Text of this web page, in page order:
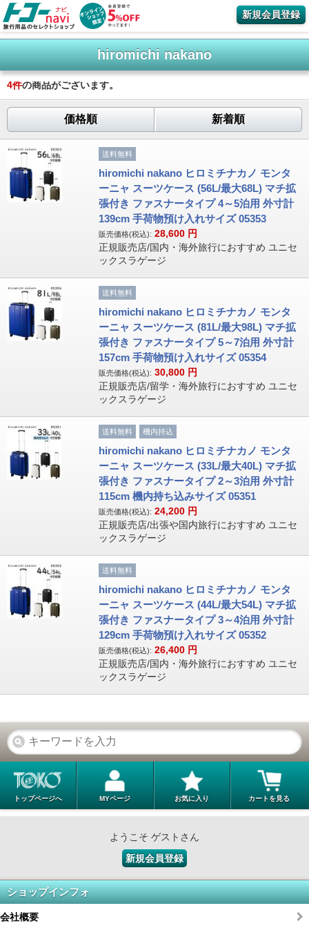
新規会員登録
hiromichi nakano
4件の商品がございます。
価格順 新着順
送料無料
hiromichi nakano ヒロミチナカノ モンタ
ーニャ スーツケース (56L/最大68L) マチ拡
張付き ファスナータイプ 4～5泊用 外寸計
139cm 手荷物預け入れサイズ 05353
販売価格(税込): 28,600 円
正規販売店/国内・海外旅行におすすめ ユニセ
ックスラゲージ
送料無料
hiromichi nakano ヒロミチナカノ モンタ
ーニャ スーツケース (81L/最大98L) マチ拡
張付き ファスナータイプ 5～7泊用 外寸計
157cm 手荷物預け入れサイズ 05354
販売価格(税込): 30,800 円
正規販売店/留学・海外旅行におすすめ ユニセ
ックスラゲージ
送料無料 機内持込
hiromichi nakano ヒロミチナカノ モンタ
ーニャ スーツケース (33L/最大40L) マチ拡
張付き ファスナータイプ 2～3泊用 外寸計
115cm 機内持ち込みサイズ 05351
販売価格(税込): 24,200 円
正規販売店/出張や国内旅行におすすめ ユニセ
ックスラゲージ
送料無料
hiromichi nakano ヒロミチナカノ モンタ
ーニャ スーツケース (44L/最大54L) マチ拡
張付き ファスナータイプ 3～4泊用 外寸計
129cm 手荷物預け入れサイズ 05352
販売価格(税込): 26,400 円
正規販売店/国内・海外旅行におすすめ ユニセ
ックスラゲージ
トップページへ MYページ お気に入り カートを見る
ようこそ ゲストさん
新規会員登録
ショップインフォ
会社概要